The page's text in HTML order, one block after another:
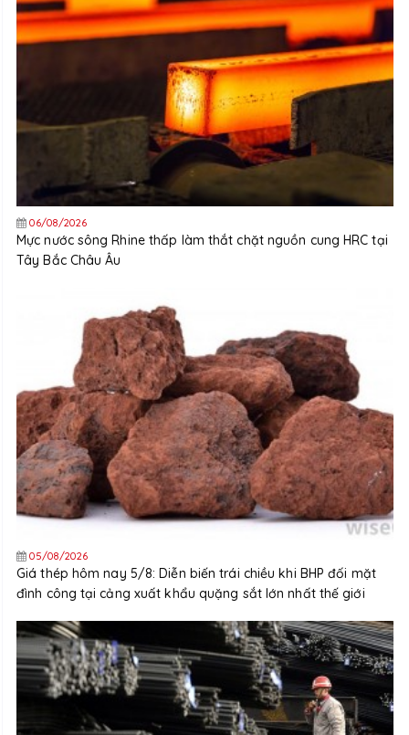
06/08/2026
Mực nước sông Rhine thấp làm thắt chặt nguồn cung HRC tại
Tây Bắc Châu Âu
05/08/2026
Giá thép hôm nay 5/8: Diễn biến trái chiều khi BHP đối mặt
đình công tại cảng xuất khẩu quặng sắt lớn nhất thế giới